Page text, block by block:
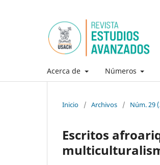
Acerca de Números
Inicio / Archivos / Núm. 29
Escritos